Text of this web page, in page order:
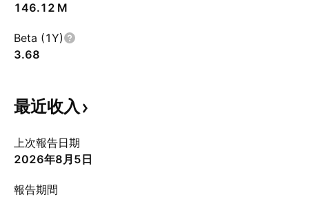
‪146.12 M‬
Beta (1Y)
3.68
最近收入
上次報告日期
2026年8月5日
報告期間